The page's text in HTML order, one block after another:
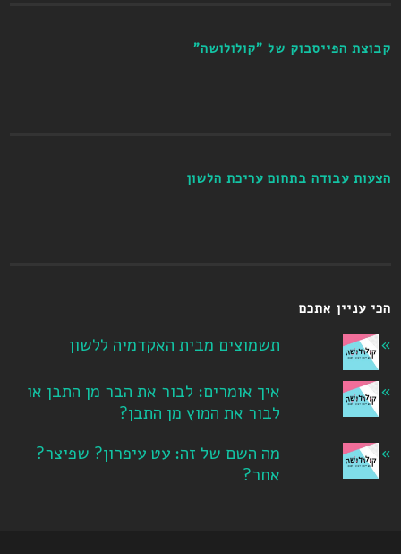
קבוצת הפייסבוק של "קולולושה"
הצעות עבודה בתחום עריכת הלשון
הכי עניין אתכם
תשמוצים מבית האקדמיה ללשון
איך אומרים: לבור את הבר מן התבן או
לבור את המוץ מן התבן?
מה השם של זה: עט עיפרון? שפיצר?
אחר?